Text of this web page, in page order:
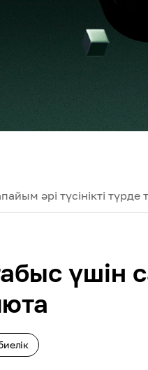
әрі түсінікті түрде
үшін